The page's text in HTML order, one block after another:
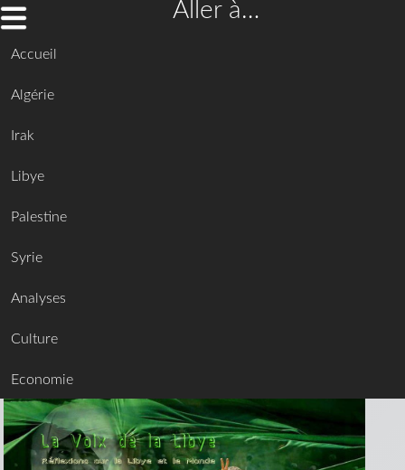
Aller à…
Accueil
Algérie
Irak
Libye
Palestine
Syrie
Analyses
Culture
Economie